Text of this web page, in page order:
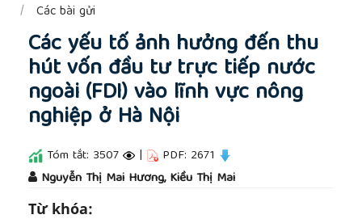
Các bài gửi
Các yếu tố ảnh hưởng đến thu
hút vốn đầu tư trực tiếp nước
ngoài (FDI) vào lĩnh vực nông
nghiệp ở Hà Nội
Tóm tắt: 3507 | PDF: 2671
Nguyễn Thị Mai Hương, Kiều Thị Mai
Từ khóa: